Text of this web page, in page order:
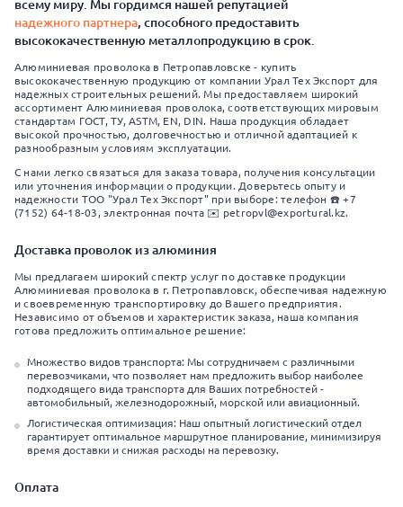
всему миру. Мы гордимся нашей репутацией
надежного партнера, способного предоставить
высококачественную металлопродукцию в срок.
Алюминиевая проволока в Петропавловске - купить
высококачественную продукцию от компании Урал Тех Экспорт для
надежных строительных решений. Мы предоставляем широкий
ассортимент Алюминиевая проволока, соответствующих мировым
стандартам ГОСТ, ТУ, ASTM, EN, DIN. Наша продукция обладает
высокой прочностью, долговечностью и отличной адаптацией к
разнообразным условиям эксплуатации.
С нами легко связаться для заказа товара, получения консультации
или уточнения информации о продукции. Доверьтесь опыту и
надежности ТОО "Урал Тех Экспорт" при выборе: телефон ☎️ +7
(7152) 64-18-03, электронная почта ✉️ petropvl@exportural.kz.
Доставка проволок из алюминия
Мы предлагаем широкий спектр услуг по доставке продукции
Алюминиевая проволока в г. Петропавловск, обеспечивая надежную
и своевременную транспортировку до Вашего предприятия.
Независимо от объемов и характеристик заказа, наша компания
готова предложить оптимальное решение:
Множество видов транспорта: Мы сотрудничаем с различными
перевозчиками, что позволяет нам предложить выбор наиболее
подходящего вида транспорта для Ваших потребностей -
автомобильный, железнодорожный, морской или авиационный.
Логистическая оптимизация: Наш опытный логистический отдел
гарантирует оптимальное маршрутное планирование, минимизируя
время доставки и снижая расходы на перевозку.
Оплата